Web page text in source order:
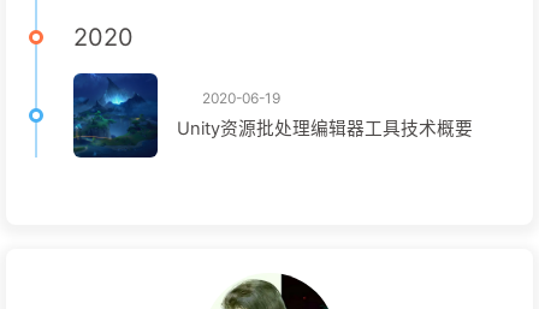
2020
2020-06-19
Unity资源批处理编辑器工具技术概要